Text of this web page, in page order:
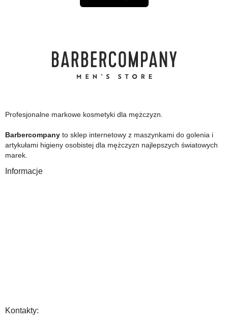
Profesjonalne markowe kosmetyki dla mężczyzn.
Barbercompany to sklep internetowy z maszynkami do golenia i
artykułami higieny osobistej dla mężczyzn najlepszych światowych
marek.
Informacje
Kontakty: